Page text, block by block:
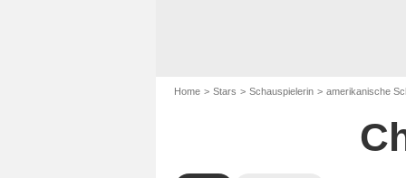
Home Stars Schauspielerin amerikanische